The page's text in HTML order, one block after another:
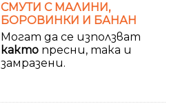
СМУТИ С МАЛИНИ,
БОРОВИНКИ И БАНАН
Могат да се използват
както пресни, така и
замразени.